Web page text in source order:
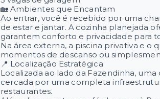
🏡 Ambientes que Encantam
Ao entrar, você é recebido por uma
de estar e jantar. A cozinha planejada
garantem conforto e privacidade para
Na área externa, a piscina privativa e
momentos de descanso ou
📍 Localização Estratégica
Localizada ao lado da Fazendinha, uma
cercada por uma completa
restaurantes.